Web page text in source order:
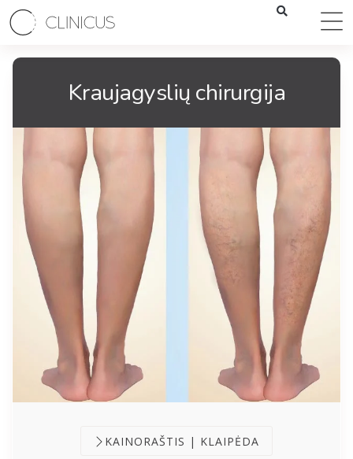
Kraujagyslių chirurgija
KAINORAŠTIS | KLAIPĖDA